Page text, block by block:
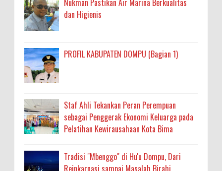
Nukman Pastikan Air Marina Berkualitas
dan Higienis
PROFIL KABUPATEN DOMPU (Bagian 1)
Staf Ahli Tekankan Peran Perempuan
sebagai Penggerak Ekonomi Keluarga pada
Pelatihan Kewirausahaan Kota Bima
Tradisi "Mbenggo" di Hu'u Dompu, Dari
Reinkarnasi sampai Masalah Birahi